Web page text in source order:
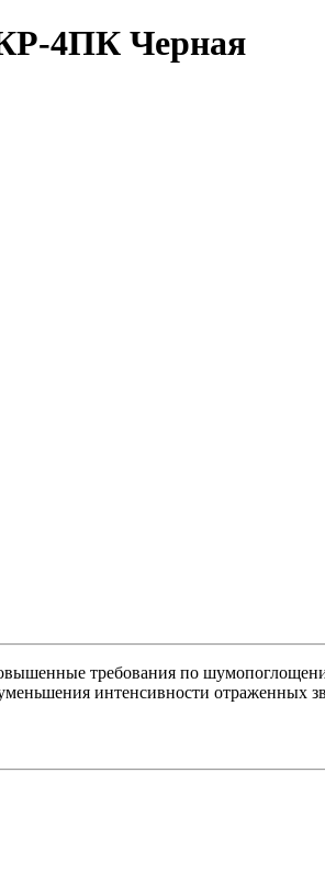
4ПК Черная
требования по
интенсивности